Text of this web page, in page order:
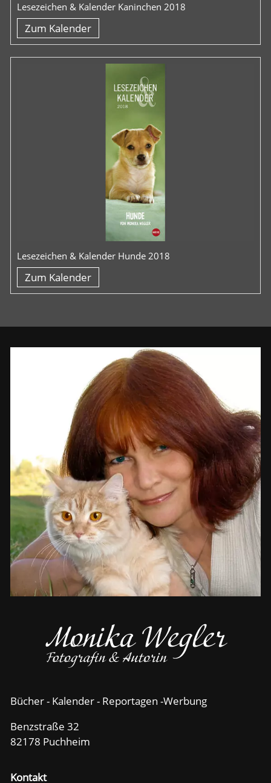
Lesezeichen & Kalender Kaninchen 2018
Zum Kalender
Lesezeichen & Kalender Hunde 2018
Zum Kalender
Bücher - Kalender - Reportagen -Werbung
Benzstraße 32
82178 Puchheim
Kontakt